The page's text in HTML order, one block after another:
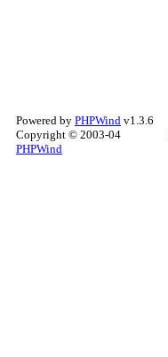
Powered by PHPWind v1.3.6
Copyright © 2003-04
PHPWind